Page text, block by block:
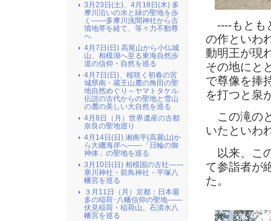
----もとも
の作といわ
動明王が現
その地にと
で尊像を捧
を打つと泉
この滝の
いたといわ
以来、こ
て参詣者が
た。
3月23日(土)、4月18日(木) 多
摩川沿いの水と緑の聖地を歩
く――多摩川浅間神社から古
墳地帯を経て、等々力不動尊
へ
4月7日(日) 高尾山から小仏城
山、相模湖へ至る東海自然歩
道の信仰・自然を巡る
4月7日(日)、桜咲く初春の宮
城県南・蔵王山麓の角田の聖
地自然めぐり～ヤマトタケル
伝説の古代からの聖地と雪山
の麓の美しい大自然を巡る
4月8日（月）世界遺産の古都
奈良の聖地巡り
4月14日(日) 湘南平(高麗山)か
ら大磯海岸へ――「日輪の御
神体」の聖地を巡る
3月10日(日) 相模国の古社――
寒川神社・前鳥神社・平塚八
幡宮を巡る
３月11日（月）京都：日本最
多の稲荷･八幡信仰の聖地――
伏見稲荷・稲荷山、石清水八
幡宮を巡る